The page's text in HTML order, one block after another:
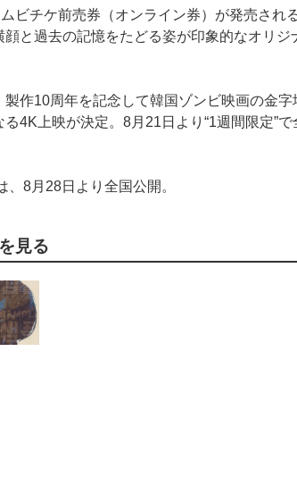
ビチケ前売券（オンライン券）が発売され
と過去の記憶をたどる姿が印象的なオリジ
作10周年を記念して韓国ゾンビ映画の金字
4K上映が決定。8月21日より“1週間限定”
8月28日より全国公開。
見る